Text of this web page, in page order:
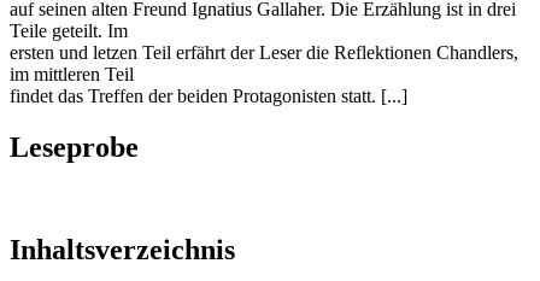
auf seinen alten Freund Ignatius Gallaher. Die Erzählung ist in drei
Teile geteilt. Im
ersten und letzen Teil erfährt der Leser die Reflektionen Chandlers,
im mittleren Teil
findet das Treffen der beiden Protagonisten statt. [...]
Leseprobe
Inhaltsverzeichnis